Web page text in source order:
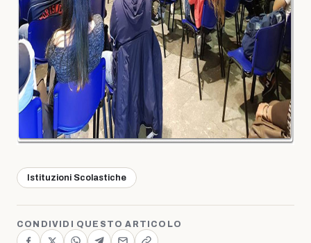
Istituzioni Scolastiche
CONDIVIDI QUESTO ARTICOLO